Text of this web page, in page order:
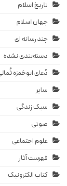
تاریخ اسلام
جهان اسلام
چند رسانه ای
دسته‌بندی نشده
دُعای ابوحَمزه
سایر
سبک زندگی
صوتی
علوم اجتماعی
فهرست آثار
کتاب الکترونیک